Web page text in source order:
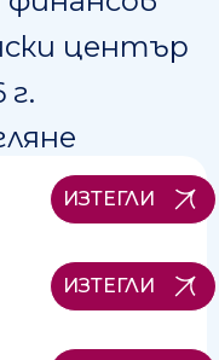
център
г.
ИЗТЕГЛИ
ИЗТЕГЛИ